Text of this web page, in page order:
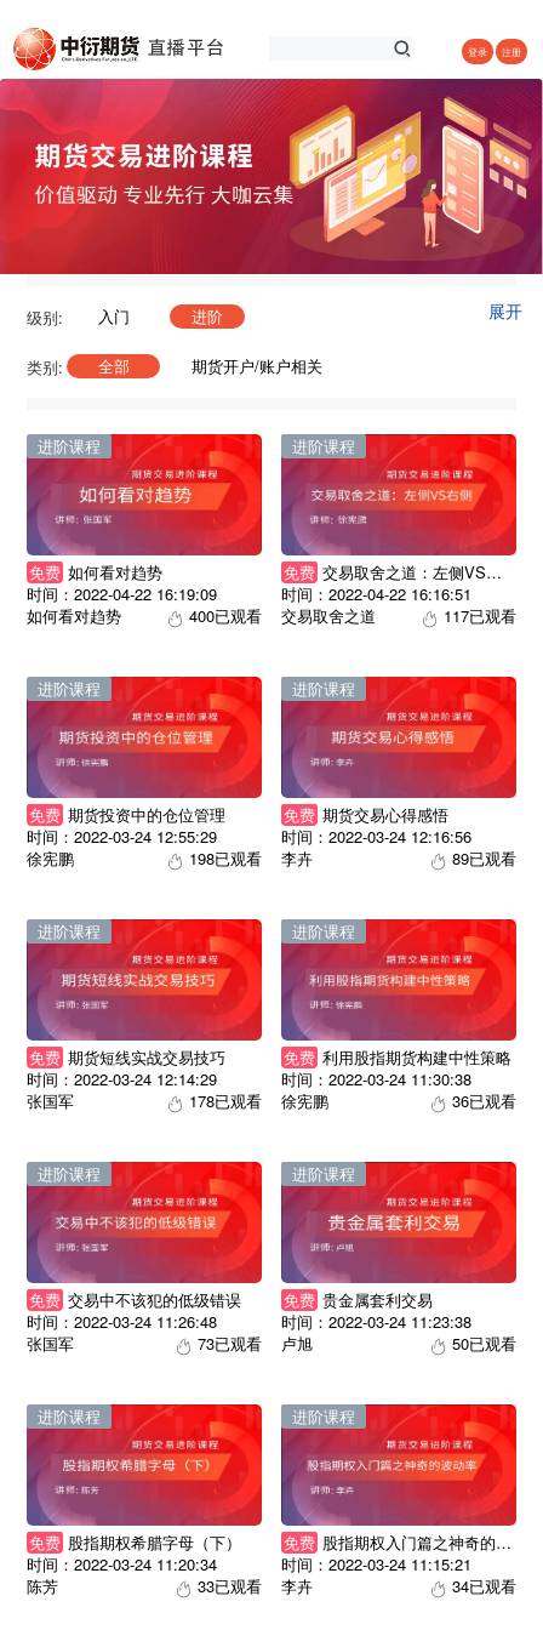
登录 注册
级别: 入门 进阶
类别: 全部
期货开户/账户相关
品种分析逻辑/框架
交易策略
交易技巧
交易系统
套利交易
风控专题
技术分析
期权专辑
产业链
国债专题
展开
进阶课程
免费 如何看对趋势
时间：2022-04-22 16:19:09
如何看对趋势
400已观看
进阶课程
免费 交易取舍之道：左侧VS右侧
时间：2022-04-22 16:16:51
交易取舍之道
117已观看
进阶课程
免费 期货投资中的仓位管理
时间：2022-03-24 12:55:29
徐宪鹏
198已观看
进阶课程
免费 期货交易心得感悟
时间：2022-03-24 12:16:56
李卉
89已观看
进阶课程
免费 期货短线实战交易技巧
时间：2022-03-24 12:14:29
张国军
178已观看
进阶课程
免费 利用股指期货构建中性策略
时间：2022-03-24 11:30:38
徐宪鹏
36已观看
进阶课程
免费 交易中不该犯的低级错误
时间：2022-03-24 11:26:48
张国军
73已观看
进阶课程
免费 贵金属套利交易
时间：2022-03-24 11:23:38
卢旭
50已观看
进阶课程
免费 股指期权希腊字母（下）
时间：2022-03-24 11:20:34
陈芳
33已观看
进阶课程
免费 股指期权入门篇之神奇的波动率
时间：2022-03-24 11:15:21
李卉
34已观看